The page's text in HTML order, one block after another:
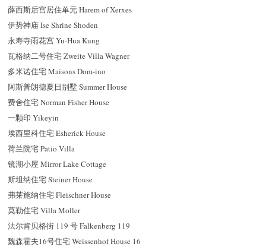
薛西斯后宫居住单元 Harem of Xerxes
伊势神庙 Ise Shrine Shoden
永寿寺雨花宫 Yu-Hua Kung
瓦格纳二号住宅 Zweite Villa Wagner
多米诺住宅 Maisons Dom-ino
阿斯普朗德夏日别墅 Summer House
费舍住宅 Norman Fisher House
一颗印 Yikeyin
埃西里科住宅 Esherick House
荷兰院宅 Patio Villa
镜湖小屋 Mirror Lake Cottage
斯坦纳住宅 Steiner House
弗莱施纳住宅 Fleischner House
莫勒住宅 Villa Moller
法尔肯贝格街 119 号 Falkenberg 119
魏森霍夫16号住宅 Weissenhof House 16